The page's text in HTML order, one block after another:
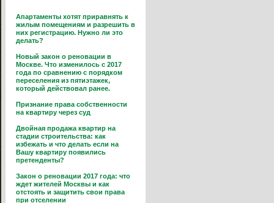
Апартаменты хотят приравнять к
жилым помещениям и разрешить в
них регистрацию. Нужно ли это
делать?
Новый закон о реновации в
Москве. Что изменилось с 2017
года по сравнению с порядком
переселения из пятиэтажек,
который действовал ранее.
Признание права собственности
на квартиру через суд
Двойная продажа квартир на
стадии строительства: как
избежать и что делать если на
Вашу квартиру появились
претенденты?
Закон о реновации 2017 года: что
ждет жителей Москвы и как
отстоять и защитить свои права
при отселении